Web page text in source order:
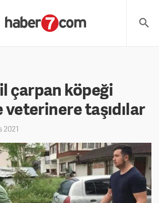
çarpan köpeği
veterinere taşıdılar
2021